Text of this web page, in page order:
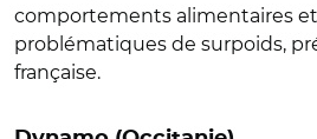
comportements alimentaires
problématiques de surpoids,
française.